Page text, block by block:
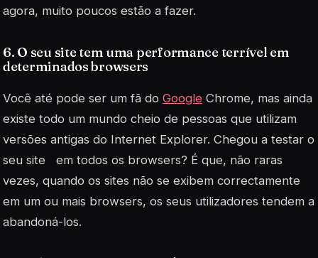
agora, muito poucos estão a fazer.
6. O seu site tem uma performance terrível em
determinadosbrowsers
Você até pode ser um fã do Google Chrome, mas ainda
existe todo um mundo cheio de pessoas que utilizam
versões antigas do Internet Explorer. Chegou a testar o
seu site em todos os browsers? É que, não raras
vezes, quando os sites não se exibem correctamente
em um ou mais browsers, os seus utilizadores tendem a
abandoná-los.